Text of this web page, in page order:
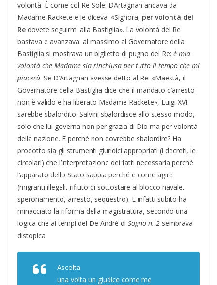
volontà. È come col Re Sole: DArtagnan andava da
Madame Rackete e le diceva: «Signora, per volontà del
Re dovete seguirmi alla Bastiglia». La volontà del Re
bastava e avanzava: al massimo al Governatore della
Bastiglia si mostrava un biglietto di pugno del Re: è mia
volontà che Madame sia rinchiusa per tutto il tempo che mi
piacerà. Se D’Artagnan avesse detto al Re: «Maestà, il
Governatore della Bastiglia dice che il mandato d’arresto
non è valido e ha liberato Madame Rackete», Luigi XVI
sarebbe sbalordito. Salvini sbalordisce allo stesso modo,
solo che lui governa non per grazia di Dio ma per volontà
della nazione. E perché non dovrebbe sbalordire? Ha
prodotto sia gli strumenti giuridici appropriati (i decreti, le
circolari) che l’interpretazione dei fatti necessaria perché
l’apparato dello Stato sappia perché e come agire
(migranti illegali, rifiuto di sottostare al blocco navale,
speronamento, arresto, sequestro). E infatti subito ha
minacciato la riforma della magistratura, secondo una
logica che ai tempi del De Andrè di Sogno n. 2 sembrava
distopica:
Ascolta
una volta un giudice come me